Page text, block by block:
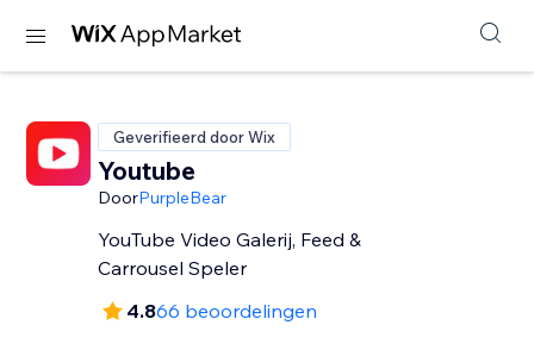
Geverifieerd door Wix
Youtube
DoorPurpleBear
YouTube Video Galerij, Feed &
Carrousel Speler
4.866 beoordelingen